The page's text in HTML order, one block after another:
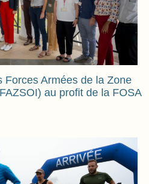
Forces Armées de la Zone
au profit de la FOSA